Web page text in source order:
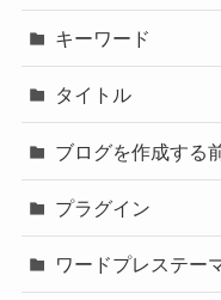
キーワード
タイトル
ブログを作成する
プラグイン
ワードプレステー